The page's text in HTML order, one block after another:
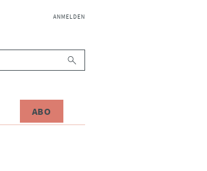
NAVIGATION
ANMELDEN
ABO